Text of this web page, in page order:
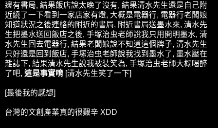
邊有書局, 結果飯店說太晚了沒有, 結果清水先生還是自己附
近繞了一下看到一家店家有燈, 大概是電器行, 電器行老闆娘
知道狀況之後連絡的附近的書局, 附近書局送墨水來, 清水先
生把墨水送回飯店之後, 手塚治虫老師說我只用開明墨水, 清
水先生回去電器行, 結果老闆娘說不知道這個牌子, 清水先生
只好還是回到飯店, 手塚治虫老師說我找到墨水了, 墨水壓在
雜誌下, 結果清水先生說我被裝笑為, 手塚治虫老師大概喝醉
了吧, 這是事實唷 [清水先生笑了一下]
[最後我的感想]
台灣的文創產業真的很艱辛 XDD